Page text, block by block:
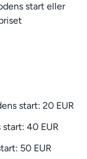
start eller
start: 20 EUR
40 EUR
50 EUR